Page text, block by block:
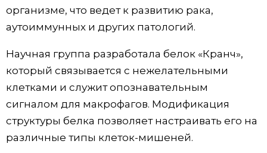
организме, что ведет к развитию рака,
аутоиммунных и других патологий.
Научная группа разработала белок «Кранч»,
который связывается с нежелательными
клетками и служит опознавательным
сигналом для макрофагов. Модификация
структуры белка позволяет настраивать его на
различные типы клеток-мишеней.